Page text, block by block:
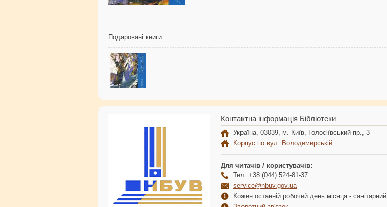
Подаровані книги:
Контактна інформація Бібліотеки
Україна, 03039, м. Київ, Голосіївський пр., 3
Корпус по вул. Володимирській
Для читачів / користувачів:
Тел: +38 (044) 524-81-37
service@nbuv.gov.ua
Кожен останній робочий день місяця - санітарний